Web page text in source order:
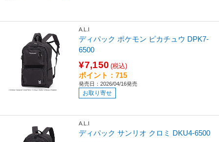
A.L.I
ディパック ポケモン ピカチュウ DPK7-
6500
¥7,150 (税込)
ポイント：715
発売日：2026/04/16発売
お取り寄せ
A.L.I
ディパック サンリオ クロミ DKU4-6500